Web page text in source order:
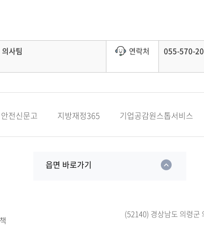
의사팀 연락처 055-570-
안전신문고 지방재정365 기업공감원스톱서비스
읍면 바로가기
(52140) 경상남도 의령군